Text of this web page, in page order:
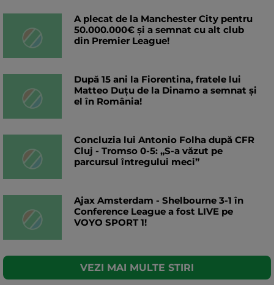
A plecat de la Manchester City pentru
50.000.000€ și a semnat cu alt club
din Premier League!
După 15 ani la Fiorentina, fratele lui
Matteo Duțu de la Dinamo a semnat și
el în România!
Concluzia lui Antonio Folha după CFR
Cluj - Tromso 0-5: „S-a văzut pe
parcursul întregului meci”
Ajax Amsterdam - Shelbourne 3-1 în
Conference League a fost LIVE pe
VOYO SPORT 1!
VEZI MAI MULTE STIRI